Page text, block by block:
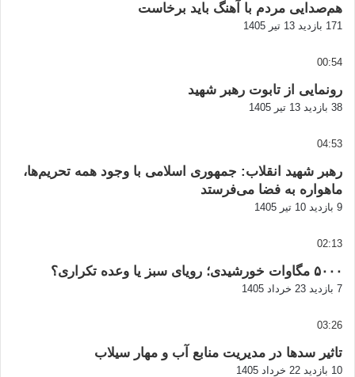
هم‌صدایی مردم با آهنگ باید برخاست
171 بازدید 13 تیر 1405
00:54
رونمایی از تابوت رهبر شهید
38 بازدید 13 تیر 1405
04:53
رهبر شهید انقلاب: جمهوری اسلامی با وجود همه تحریم‌ها،
ماهواره به فضا می‌فرستد
9 بازدید 10 تیر 1405
02:13
۵۰۰۰ مگاوات خورشیدی؛ رویای سبز یا وعده تکراری؟
7 بازدید 23 خرداد 1405
03:26
تاثیر سدها در مدیریت منابع آب و مهار سیلاب
10 بازدید 22 خرداد 1405